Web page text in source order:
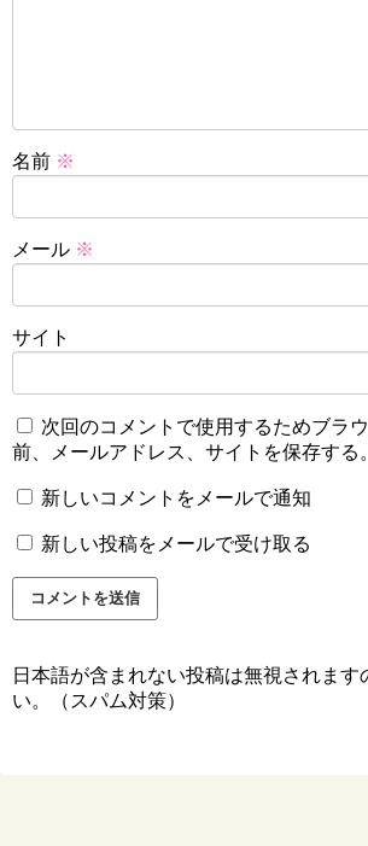
名前 ※
メール ※
サイト
次回のコメントで使用するためブラ
前、メールアドレス、サイトを保存する。
新しいコメントをメールで通知
新しい投稿をメールで受け取る
日本語が含まれない投稿は無視されます
い。（スパム対策）